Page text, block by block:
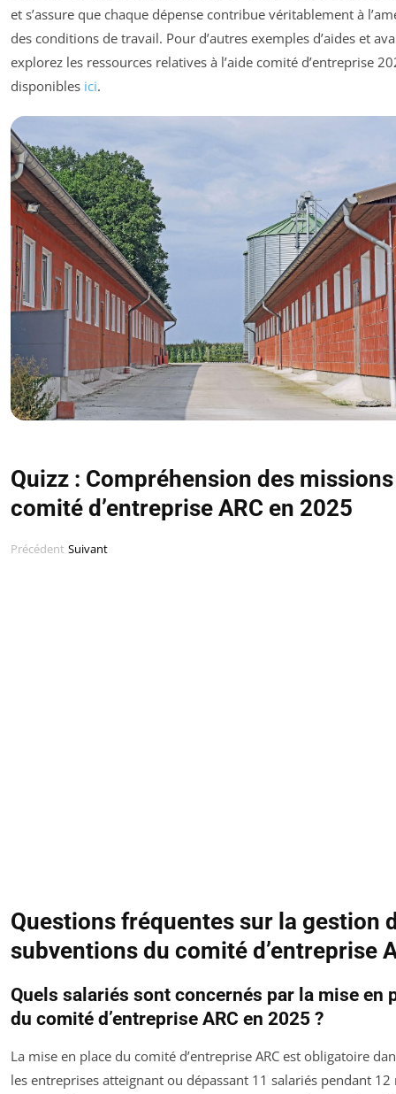
et s’assure que chaque dépense contribue véritablement à
des conditions de travail. Pour d’autres exemples d’aides et
explorez les ressources relatives à l’aide comité d’entreprise
disponibles ici.
Quizz : Compréhension des
comité d’entreprise ARC en 2025
Précédent Suivant
Questions fréquentes sur la gestion
subventions du comité d’entreprise
Quels salariés sont concernés par la mise en
du comité d’entreprise ARC en 2025 ?
La mise en place du comité d’entreprise ARC est obligatoire
les entreprises atteignant ou dépassant 11 salariés pendant 12